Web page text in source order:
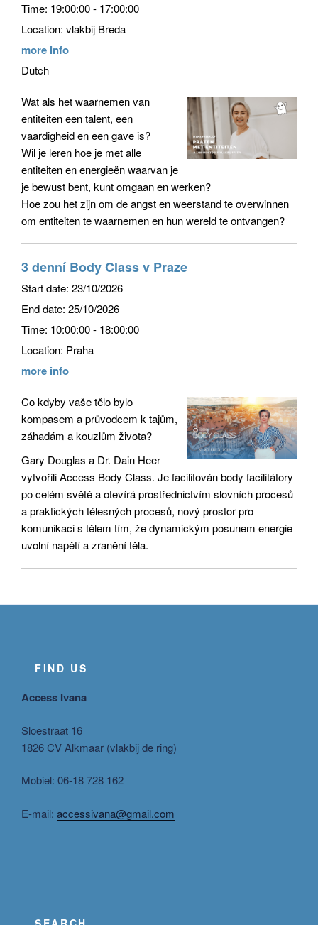
Time: 19:00:00 - 17:00:00
Location: vlakbij Breda
more info
Dutch
Wat als het waarnemen van
entiteiten een talent, een
vaardigheid en een gave is?
Wil je leren hoe je met alle
entiteiten en energieën waarvan je
je bewust bent, kunt omgaan en werken?
Hoe zou het zijn om de angst en weerstand te overwinnen
om entiteiten te waarnemen en hun wereld te ontvangen?
3 denní Body Class v Praze
Start date: 23/10/2026
End date: 25/10/2026
Time: 10:00:00 - 18:00:00
Location: Praha
more info
Co kdyby vaše tělo bylo
kompasem a průvodcem k tajům,
záhadám a kouzlům života?
Gary Douglas a Dr. Dain Heer
vytvořili Access Body Class. Je facilitován body facilitátory
po celém světě a otevírá prostřednictvím slovních procesů
a praktických télesných procesů, nový prostor pro
komunikaci s tělem tím, že dynamickým posunem energie
uvolní napětí a zranění těla.
FIND US
Access Ivana
Sloestraat 16
1826 CV Alkmaar (vlakbij de ring)
Mobiel: 06-18 728 162
E-mail: accessivana@gmail.com